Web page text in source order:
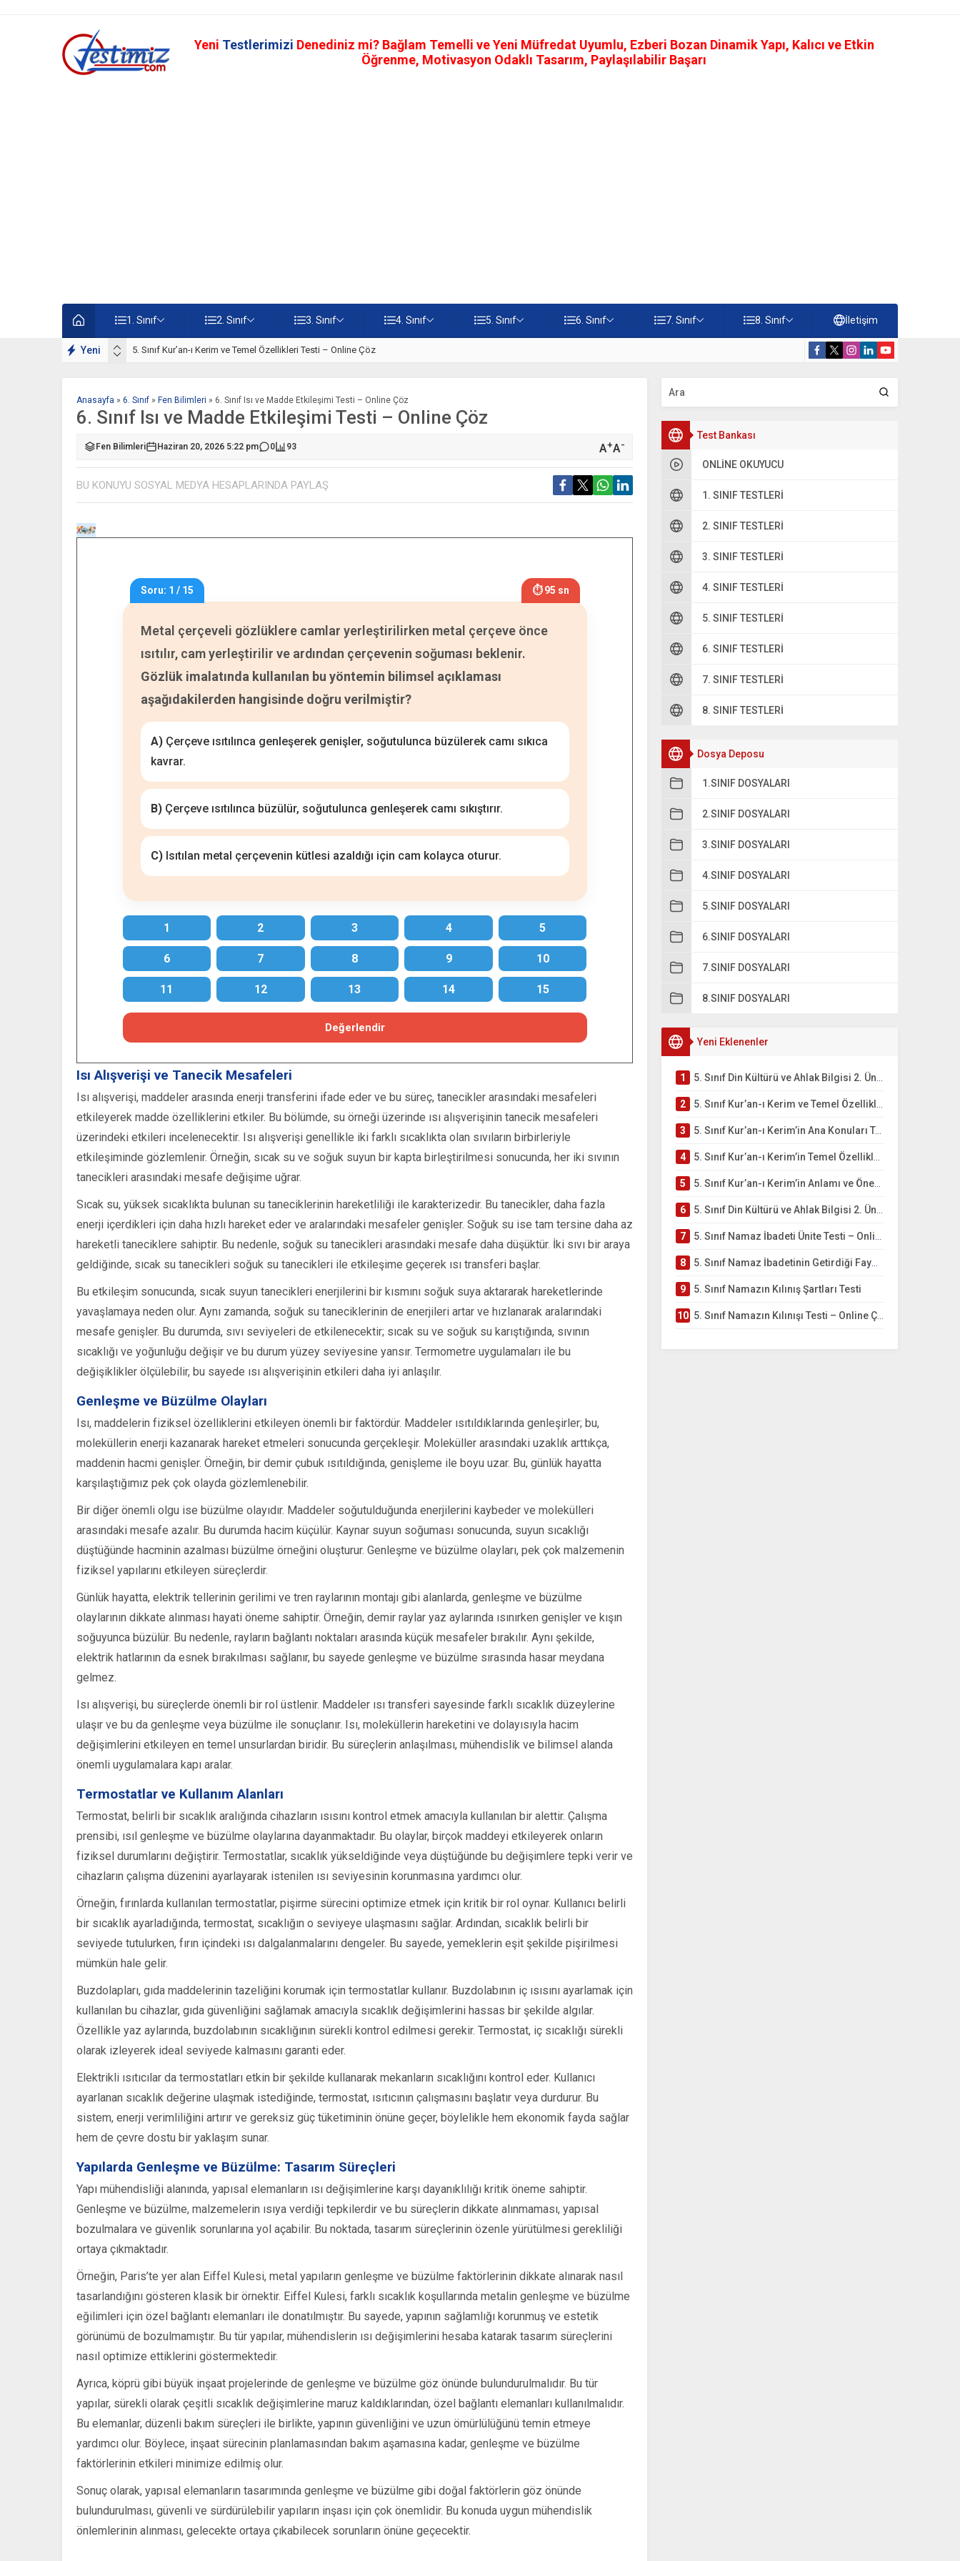
Yeni Testlerimizi Denediniz mi? Bağlam Temelli ve Yeni Müfredat Uyumlu, Ezberi Bozan Dinamik Yapı, Kalıcı ve Etkin
Öğrenme, Motivasyon Odaklı Tasarım, Paylaşılabilir Başarı
1. Sınıf 2. Sınıf 3. Sınıf 4. Sınıf 5. Sınıf 6. Sınıf 7. Sınıf 8. Sınıf İletişim
Yeni 5. Sınıf Kur’an-ı Kerim ve Temel Özellikleri Testi – Online Çöz
Test Bankası
ONLINE OKUYUCU
1. SINIF TESTLERI
2. SINIF TESTLERI
3. SINIF TESTLERI
4. SINIF TESTLERI
5. SINIF TESTLERI
6. SINIF TESTLERI
7. SINIF TESTLERI
8. SINIF TESTLERI
Dosya Deposu
1.SINIF DOSYALARI
2.SINIF DOSYALARI
3.SINIF DOSYALARI
4.SINIF DOSYALARI
5.SINIF DOSYALARI
6.SINIF DOSYALARI
7.SINIF DOSYALARI
8.SINIF DOSYALARI
Yeni Eklenenler
1 5. Sınıf Din Kültürü ve Ahlak Bilgisi 2. Ünite: Kur’an-ı Kerim Çalışmaları
2 5. Sınıf Kur’an-ı Kerim ve Temel Özellikleri Testi – Online Çöz
3 5. Sınıf Kur’an-ı Kerim’in Ana Konuları Testi – Online Çöz
4 5. Sınıf Kur’an-ı Kerim’in Temel Özellikleri ve Önemi Testi – Online Çöz
5 5. Sınıf Kur’an-ı Kerim’in Anlamı ve Önemi Testi – Online Çöz
6 5. Sınıf Din Kültürü ve Ahlak Bilgisi 2. Ünite: Namaz İbadeti Çalışmaları
7 5. Sınıf Namaz İbadeti Ünite Testi – Online Çöz
8 5. Sınıf Namaz İbadetinin Getirdiği Faydalar Testi
9 5. Sınıf Namazın Kılınış Şartları Testi
10 5. Sınıf Namazın Kılınışı Testi – Online Çöz
Anasayfa » 6. Sınıf » Fen Bilimleri » 6. Sınıf Isı ve Madde Etkileşimi Testi – Online Çöz
6. Sınıf Isı ve Madde Etkileşimi Testi – Online Çöz
Fen Bilimleri Haziran 20, 2026 5:22 pm 0 93 A+A-
BU KONUYU SOSYAL MEDYA HESAPLARINDA PAYLAŞ
Soru: 1 / 15 ⏱ 94 sn
Metal çerçeveli gözlüklere camlar yerleştirilirken metal çerçeve önce
ısıtılır, cam yerleştirilir ve ardından çerçevenin soğuması beklenir.
Gözlük imalatında kullanılan bu yöntemin bilimsel açıklaması
aşağıdakilerden hangisinde doğru verilmiştir?
A)Çerçeve ısıtılınca genleşerek genişler, soğutulunca büzülerek camı sıkıca
kavrar.
B)Çerçeve ısıtılınca büzülür, soğutulunca genleşerek camı sıkıştırır.
C)Isıtılan metal çerçevenin kütlesi azaldığı için cam kolayca oturur.
1 2 3 4 5
6 7 8 9 10
11 12 13 14 15
Değerlendir
Isı Alışverişi ve Tanecik Mesafeleri
Isı alışverişi, maddeler arasında enerji transferini ifade eder ve bu süreç, tanecikler arasındaki mesafeleri
etkileyerek madde özelliklerini etkiler. Bu bölümde, su örneği üzerinde ısı alışverişinin tanecik mesafeleri
üzerindeki etkileri incelenecektir. Isı alışverişi genellikle iki farklı sıcaklıkta olan sıvıların birbirleriyle
etkileşiminde gözlemlenir. Örneğin, sıcak su ve soğuk suyun bir kapta birleştirilmesi sonucunda, her iki sıvının
tanecikleri arasındaki mesafe değişime uğrar.
Sıcak su, yüksek sıcaklıkta bulunan su taneciklerinin hareketliliği ile karakterizedir. Bu tanecikler, daha fazla
enerji içerdikleri için daha hızlı hareket eder ve aralarındaki mesafeler genişler. Soğuk su ise tam tersine daha az
hareketli taneciklere sahiptir. Bu nedenle, soğuk su tanecikleri arasındaki mesafe daha düşüktür. İki sıvı bir araya
geldiğinde, sıcak su tanecikleri soğuk su tanecikleri ile etkileşime geçerek ısı transferi başlar.
Bu etkileşim sonucunda, sıcak suyun tanecikleri enerjilerini bir kısmını soğuk suya aktararak hareketlerinde
yavaşlamaya neden olur. Aynı zamanda, soğuk su taneciklerinin de enerjileri artar ve hızlanarak aralarındaki
mesafe genişler. Bu durumda, sıvı seviyeleri de etkilenecektir; sıcak su ve soğuk su karıştığında, sıvının
sıcaklığı ve yoğunluğu değişir ve bu durum yüzey seviyesine yansır. Termometre uygulamaları ile bu
değişiklikler ölçülebilir, bu sayede ısı alışverişinin etkileri daha iyi anlaşılır.
Genleşme ve Büzülme Olayları
Isı, maddelerin fiziksel özelliklerini etkileyen önemli bir faktördür. Maddeler ısıtıldıklarında genleşirler; bu,
moleküllerin enerji kazanarak hareket etmeleri sonucunda gerçekleşir. Moleküller arasındaki uzaklık arttıkça,
maddenin hacmi genişler. Örneğin, bir demir çubuk ısıtıldığında, genişleme ile boyu uzar. Bu, günlük hayatta
karşılaştığımız pek çok olayda gözlemlenebilir.
Bir diğer önemli olgu ise büzülme olayıdır. Maddeler soğutulduğunda enerjilerini kaybeder ve molekülleri
arasındaki mesafe azalır. Bu durumda hacim küçülür. Kaynar suyun soğuması sonucunda, suyun sıcaklığı
düştüğünde hacminin azalması büzülme örneğini oluşturur. Genleşme ve büzülme olayları, pek çok malzemenin
fiziksel yapılarını etkileyen süreçlerdir.
Günlük hayatta, elektrik tellerinin gerilimi ve tren raylarının montajı gibi alanlarda, genleşme ve büzülme
olaylarının dikkate alınması hayati öneme sahiptir. Örneğin, demir raylar yaz aylarında ısınırken genişler ve kışın
soğuyunca büzülür. Bu nedenle, rayların bağlantı noktaları arasında küçük mesafeler bırakılır. Aynı şekilde,
elektrik hatlarının da esnek bırakılması sağlanır, bu sayede genleşme ve büzülme sırasında hasar meydana
gelmez.
Isı alışverişi, bu süreçlerde önemli bir rol üstlenir. Maddeler ısı transferi sayesinde farklı sıcaklık düzeylerine
ulaşır ve bu da genleşme veya büzülme ile sonuçlanır. Isı, moleküllerin hareketini ve dolayısıyla hacim
değişimlerini etkileyen en temel unsurlardan biridir. Bu süreçlerin anlaşılması, mühendislik ve bilimsel alanda
önemli uygulamalara kapı aralar.
Termostatlar ve Kullanım Alanları
Termostat, belirli bir sıcaklık aralığında cihazların ısısını kontrol etmek amacıyla kullanılan bir alettir. Çalışma
prensibi, ısıl genleşme ve büzülme olaylarına dayanmaktadır. Bu olaylar, birçok maddeyi etkileyerek onların
fiziksel durumlarını değiştirir. Termostatlar, sıcaklık yükseldiğinde veya düştüğünde bu değişimlere tepki verir ve
cihazların çalışma düzenini ayarlayarak istenilen ısı seviyesinin korunmasına yardımcı olur.
Örneğin, fırınlarda kullanılan termostatlar, pişirme sürecini optimize etmek için kritik bir rol oynar. Kullanıcı belirli
bir sıcaklık ayarladığında, termostat, sıcaklığın o seviyeye ulaşmasını sağlar. Ardından, sıcaklık belirli bir
seviyede tutulurken, fırın içindeki ısı dalgalanmalarını dengeler. Bu sayede, yemeklerin eşit şekilde pişirilmesi
mümkün hale gelir.
Buzdolapları, gıda maddelerinin tazeliğini korumak için termostatlar kullanır. Buzdolabının iç ısısını ayarlamak için
kullanılan bu cihazlar, gıda güvenliğini sağlamak amacıyla sıcaklık değişimlerini hassas bir şekilde algılar.
Özellikle yaz aylarında, buzdolabının sıcaklığının sürekli kontrol edilmesi gerekir. Termostat, iç sıcaklığı sürekli
olarak izleyerek ideal seviyede kalmasını garanti eder.
Elektrikli ısıtıcılar da termostatları etkin bir şekilde kullanarak mekanların sıcaklığını kontrol eder. Kullanıcı
ayarlanan sıcaklık değerine ulaşmak istediğinde, termostat, ısıtıcının çalışmasını başlatır veya durdurur. Bu
sistem, enerji verimliliğini artırır ve gereksiz güç tüketiminin önüne geçer, böylelikle hem ekonomik fayda sağlar
hem de çevre dostu bir yaklaşım sunar.
Yapılarda Genleşme ve Büzülme: Tasarım Süreçleri
Yapı mühendisliği alanında, yapısal elemanların ısı değişimlerine karşı dayanıklılığı kritik öneme sahiptir.
Genleşme ve büzülme, malzemelerin ısıya verdiği tepkilerdir ve bu süreçlerin dikkate alınmaması, yapısal
bozulmalara ve güvenlik sorunlarına yol açabilir. Bu noktada, tasarım süreçlerinin özenle yürütülmesi gerekliliği
ortaya çıkmaktadır.
Örneğin, Paris’te yer alan Eiffel Kulesi, metal yapıların genleşme ve büzülme faktörlerinin dikkate alınarak nasıl
tasarlandığını gösteren klasik bir örnektir. Eiffel Kulesi, farklı sıcaklık koşullarında metalin genleşme ve büzülme
eğilimleri için özel bağlantı elemanları ile donatılmıştır. Bu sayede, yapının sağlamlığı korunmuş ve estetik
görünümü de bozulmamıştır. Bu tür yapılar, mühendislerin ısı değişimlerini hesaba katarak tasarım süreçlerini
nasıl optimize ettiklerini göstermektedir.
Ayrıca, köprü gibi büyük inşaat projelerinde de genleşme ve büzülme göz önünde bulundurulmalıdır. Bu tür
yapılar, sürekli olarak çeşitli sıcaklık değişimlerine maruz kaldıklarından, özel bağlantı elemanları kullanılmalıdır.
Bu elemanlar, düzenli bakım süreçleri ile birlikte, yapının güvenliğini ve uzun ömürlülüğünü temin etmeye
yardımcı olur. Böylece, inşaat sürecinin planlamasından bakım aşamasına kadar, genleşme ve büzülme
faktörlerinin etkileri minimize edilmiş olur.
Sonuç olarak, yapısal elemanların tasarımında genleşme ve büzülme gibi doğal faktörlerin göz önünde
bulundurulması, güvenli ve sürdürülebilir yapıların inşası için çok önemlidir. Bu konuda uygun mühendislik
önlemlerinin alınması, gelecekte ortaya çıkabilecek sorunların önüne geçecektir.